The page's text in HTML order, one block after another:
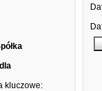
kluczowe: